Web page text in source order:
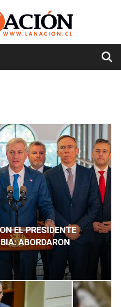
EL PRESIDENTE
ABORDARON